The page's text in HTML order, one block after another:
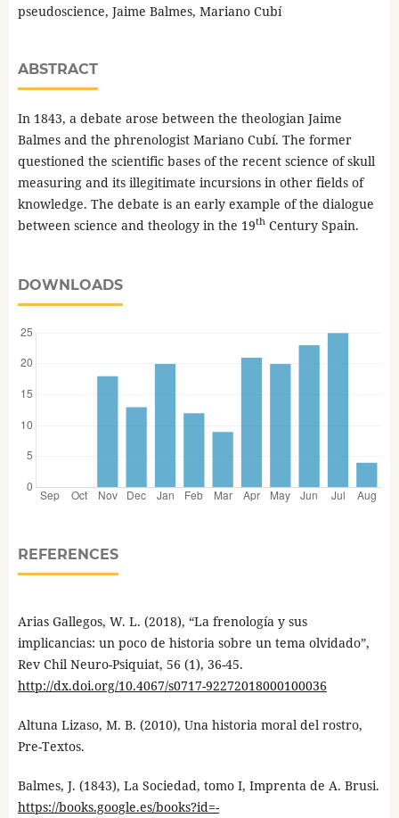
pseudoscience, Jaime Balmes, Mariano Cubí
ABSTRACT
In 1843, a debate arose between the theologian Jaime
Balmes and the phrenologist Mariano Cubí. The former
questioned the scientific bases of the recent science of skull
measuring and its illegitimate incursions in other fields of
knowledge. The debate is an early example of the dialogue
between science and theology in the 19thCentury Spain.
DOWNLOADS
REFERENCES
Arias Gallegos, W. L. (2018), “La frenología y sus
implicancias: un poco de historia sobre un tema olvidado”,
Rev Chil Neuro-Psiquiat, 56 (1), 36-45.
http://dx.doi.org/10.4067/s0717-92272018000100036
Altuna Lizaso, M. B. (2010), Una historia moral del rostro,
Pre-Textos.
Balmes, J. (1843), La Sociedad, tomo I, Imprenta de A. Brusi.
https://books.google.es/books?id=-